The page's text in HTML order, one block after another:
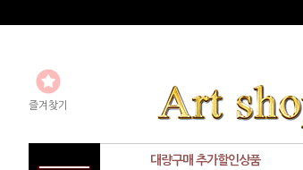
즐겨찾기
대량구매 추가할인상품